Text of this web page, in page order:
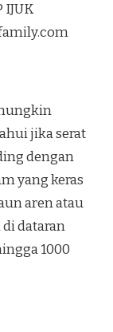
IJUK
jika serat
dengan
yang keras
aren atau
dataran
1000